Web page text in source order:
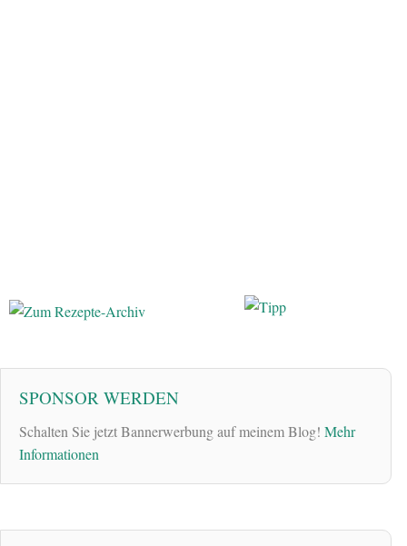
SPONSOR WERDEN
Schalten Sie jetzt Bannerwerbung auf meinem Blog! Mehr
Informationen